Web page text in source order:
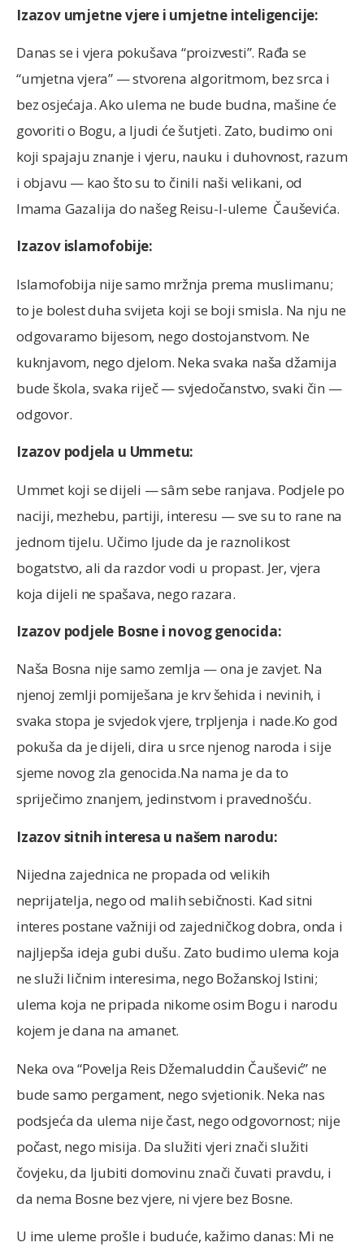
Izazov umjetne vjere i umjetne inteligencije:
Danas se i vjera pokušava “proizvesti”. Rađa se
“umjetna vjera” — stvorena algoritmom, bez srca i
bez osjećaja. Ako ulema ne bude budna, mašine će
govoriti o Bogu, a ljudi će šutjeti. Zato, budimo oni
koji spajaju znanje i vjeru, nauku i duhovnost, razum
i objavu — kao što su to činili naši velikani, od
Imama Gazalija do našeg Reisu-l-uleme Čauševića.
Izazov islamofobije:
Islamofobija nije samo mržnja prema muslimanu;
to je bolest duha svijeta koji se boji smisla. Na nju ne
odgovaramo bijesom, nego dostojanstvom. Ne
kuknjavom, nego djelom. Neka svaka naša džamija
bude škola, svaka riječ — svjedočanstvo, svaki čin —
odgovor.
Izazov podjela u Ummetu:
Ummet koji se dijeli — sâm sebe ranjava. Podjele po
naciji, mezhebu, partiji, interesu — sve su to rane na
jednom tijelu. Učimo ljude da je raznolikost
bogatstvo, ali da razdor vodi u propast. Jer, vjera
koja dijeli ne spašava, nego razara.
Izazov podjele Bosne i novog genocida:
Naša Bosna nije samo zemlja — ona je zavjet. Na
njenoj zemlji pomiješana je krv šehida i nevinih, i
svaka stopa je svjedok vjere, trpljenja i nade.Ko god
pokuša da je dijeli, dira u srce njenog naroda i sije
sjeme novog zla genocida.Na nama je da to
spriječimo znanjem, jedinstvom i pravednošću.
Izazov sitnih interesa u našem narodu:
Nijedna zajednica ne propada od velikih
neprijatelja, nego od malih sebičnosti. Kad sitni
interes postane važniji od zajedničkog dobra, onda i
najljepša ideja gubi dušu. Zato budimo ulema koja
ne služi ličnim interesima, nego Božanskoj Istini;
ulema koja ne pripada nikome osim Bogu i narodu
kojem je dana na amanet.
Neka ova “Povelja Reis Džemaluddin Čaušević” ne
bude samo pergament, nego svjetionik. Neka nas
podsjeća da ulema nije čast, nego odgovornost; nije
počast, nego misija. Da služiti vjeri znači služiti
čovjeku, da ljubiti domovinu znači čuvati pravdu, i
da nema Bosne bez vjere, ni vjere bez Bosne.
U ime uleme prošle i buduće, kažimo danas: Mi ne